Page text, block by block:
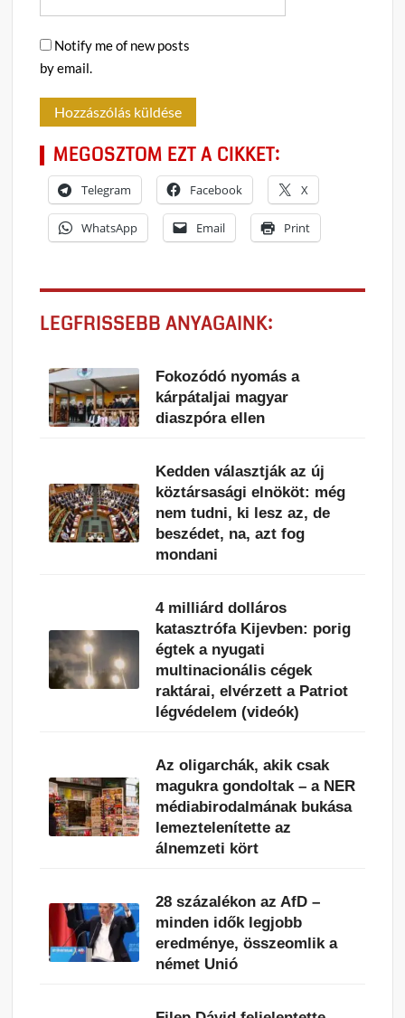
Notify me of new posts
by email.
MEGOSZTOM EZT A CIKKET:
Telegram Facebook X
WhatsApp Email Print
LEGFRISSEBB ANYAGAINK:
Fokozódó nyomás a
kárpátaljai magyar
diaszpóra ellen
Kedden választják az új
köztársasági elnököt: még
nem tudni, ki lesz az, de
beszédet, na, azt fog
mondani
4 milliárd dolláros
katasztrófa Kijevben: porig
égtek a nyugati
multinacionális cégek
raktárai, elvérzett a Patriot
légvédelem (videók)
Az oligarchák, akik csak
magukra gondoltak – a NER
médiabirodalmának bukása
lemeztelenítette az
álnemzeti kört
28 százalékon az AfD –
minden idők legjobb
eredménye, összeomlik a
német Unió